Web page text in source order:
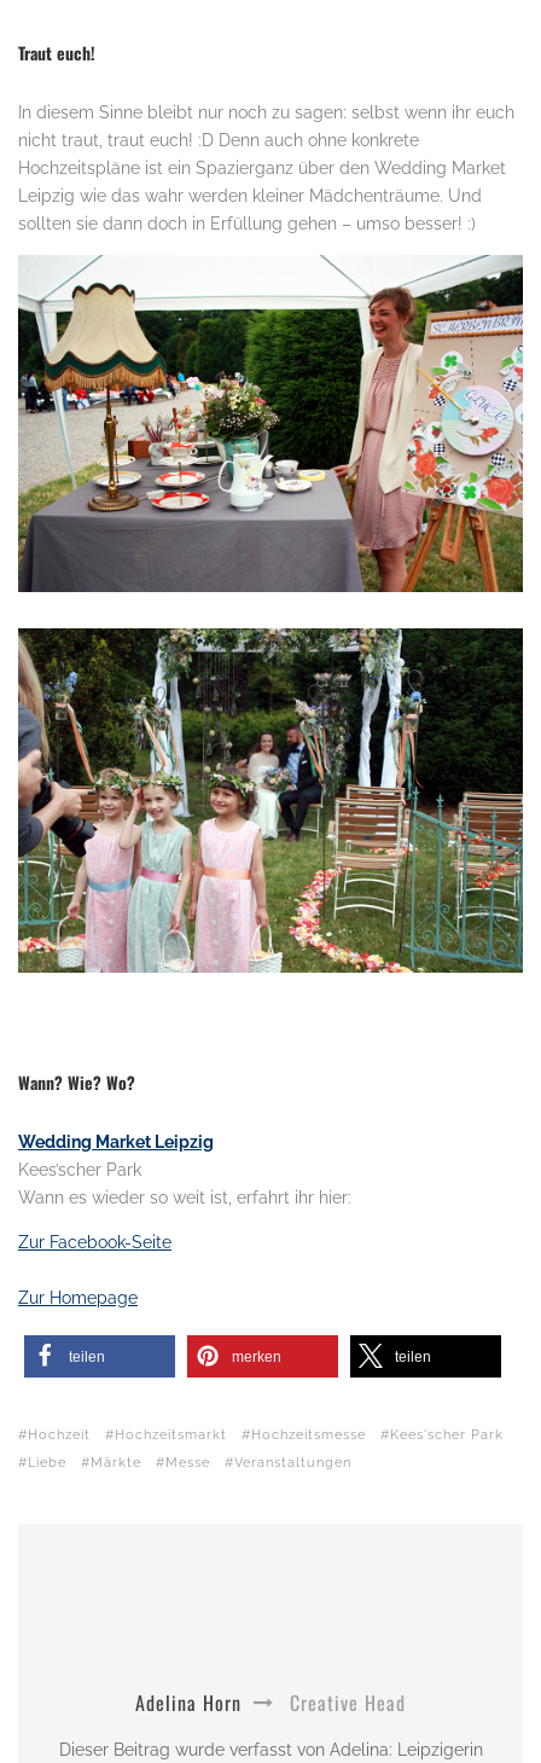
Traut euch!
In diesem Sinne bleibt nur noch zu sagen: selbst wenn ihr euch
nicht traut, traut euch! :D Denn auch ohne konkrete
Hochzeitspläne ist ein Spazierganz über den Wedding Market
Leipzig wie das wahr werden kleiner Mädchenträume. Und
sollten sie dann doch in Erfüllung gehen – umso besser! :)
Wann? Wie? Wo?
Wedding Market Leipzig
Kees’scher Park
Wann es wieder so weit ist, erfahrt ihr hier:
Zur Facebook-Seite
Zur Homepage
teilen merken teilen
Hochzeit Hochzeitsmarkt Hochzeitsmesse
Kees'scher Park
Liebe
Märkte Messe Veranstaltungen
Adelina Horn Creative Head
Dieser Beitrag wurde verfasst von Adelina: Leipzigerin